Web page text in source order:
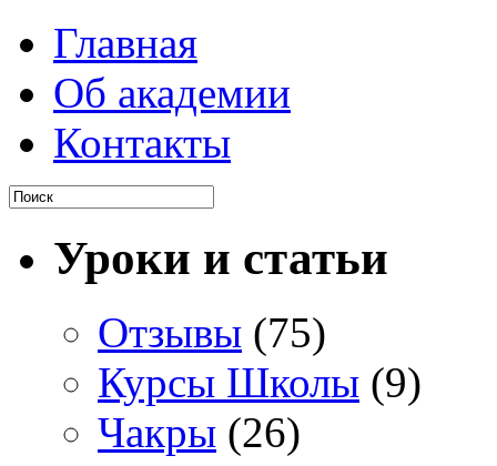
Главная
Об академии
Контакты
Уроки и статьи
Отзывы (75)
Курсы Школы (9)
Чакры (26)